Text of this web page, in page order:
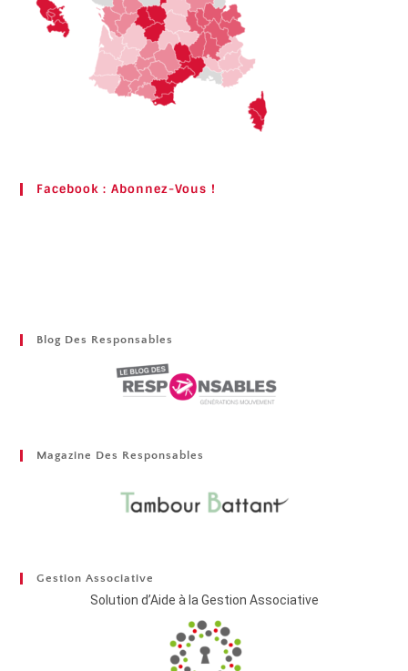
Facebook : Abonnez-Vous !
Blog Des Responsables
Magazine Des Responsables
Gestion Associative
Solution d’Aide à la Gestion Associative